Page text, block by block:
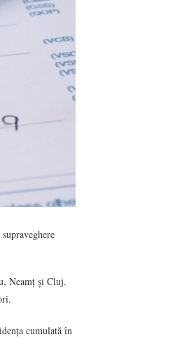
Neamț și Cluj.
cumulată în